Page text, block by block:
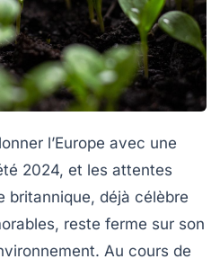
l’Europe avec une
2024, et les attentes
britannique, déjà célèbre
reste ferme sur son
Au cours de